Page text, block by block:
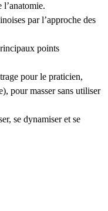
l’anatomie.
par l’approche des
points
pour le praticien,
pour masser sans utiliser
se dynamiser et se